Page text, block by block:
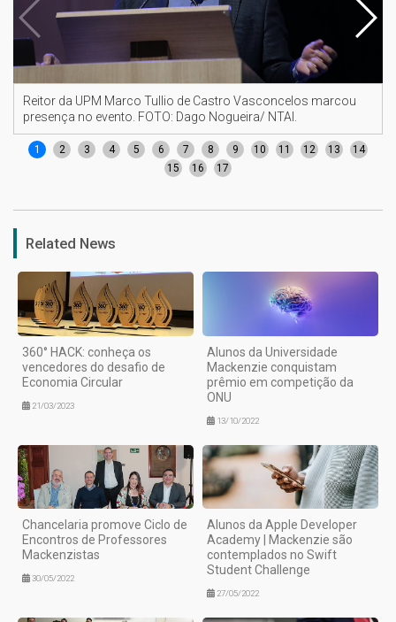
Reitor da UPM Marco Tullio de Castro Vasconcelos marcou
presença no evento. FOTO: Dago Nogueira/ NTAI.
1 2 3 4 5 6 7 8 9 10 11 12 13
14
15
16 17
Related News
360° HACK: conheça os
vencedores do desafio de
Economia Circular
21/03/2023
Alunos da Universidade
Mackenzie conquistam
prêmio em competição da
ONU
13/10/2022
Chancelaria promove Ciclo de
Encontros de Professores
Mackenzistas
30/05/2022
Alunos da Apple Developer
Academy | Mackenzie são
contemplados no Swift
Student Challenge
27/05/2022